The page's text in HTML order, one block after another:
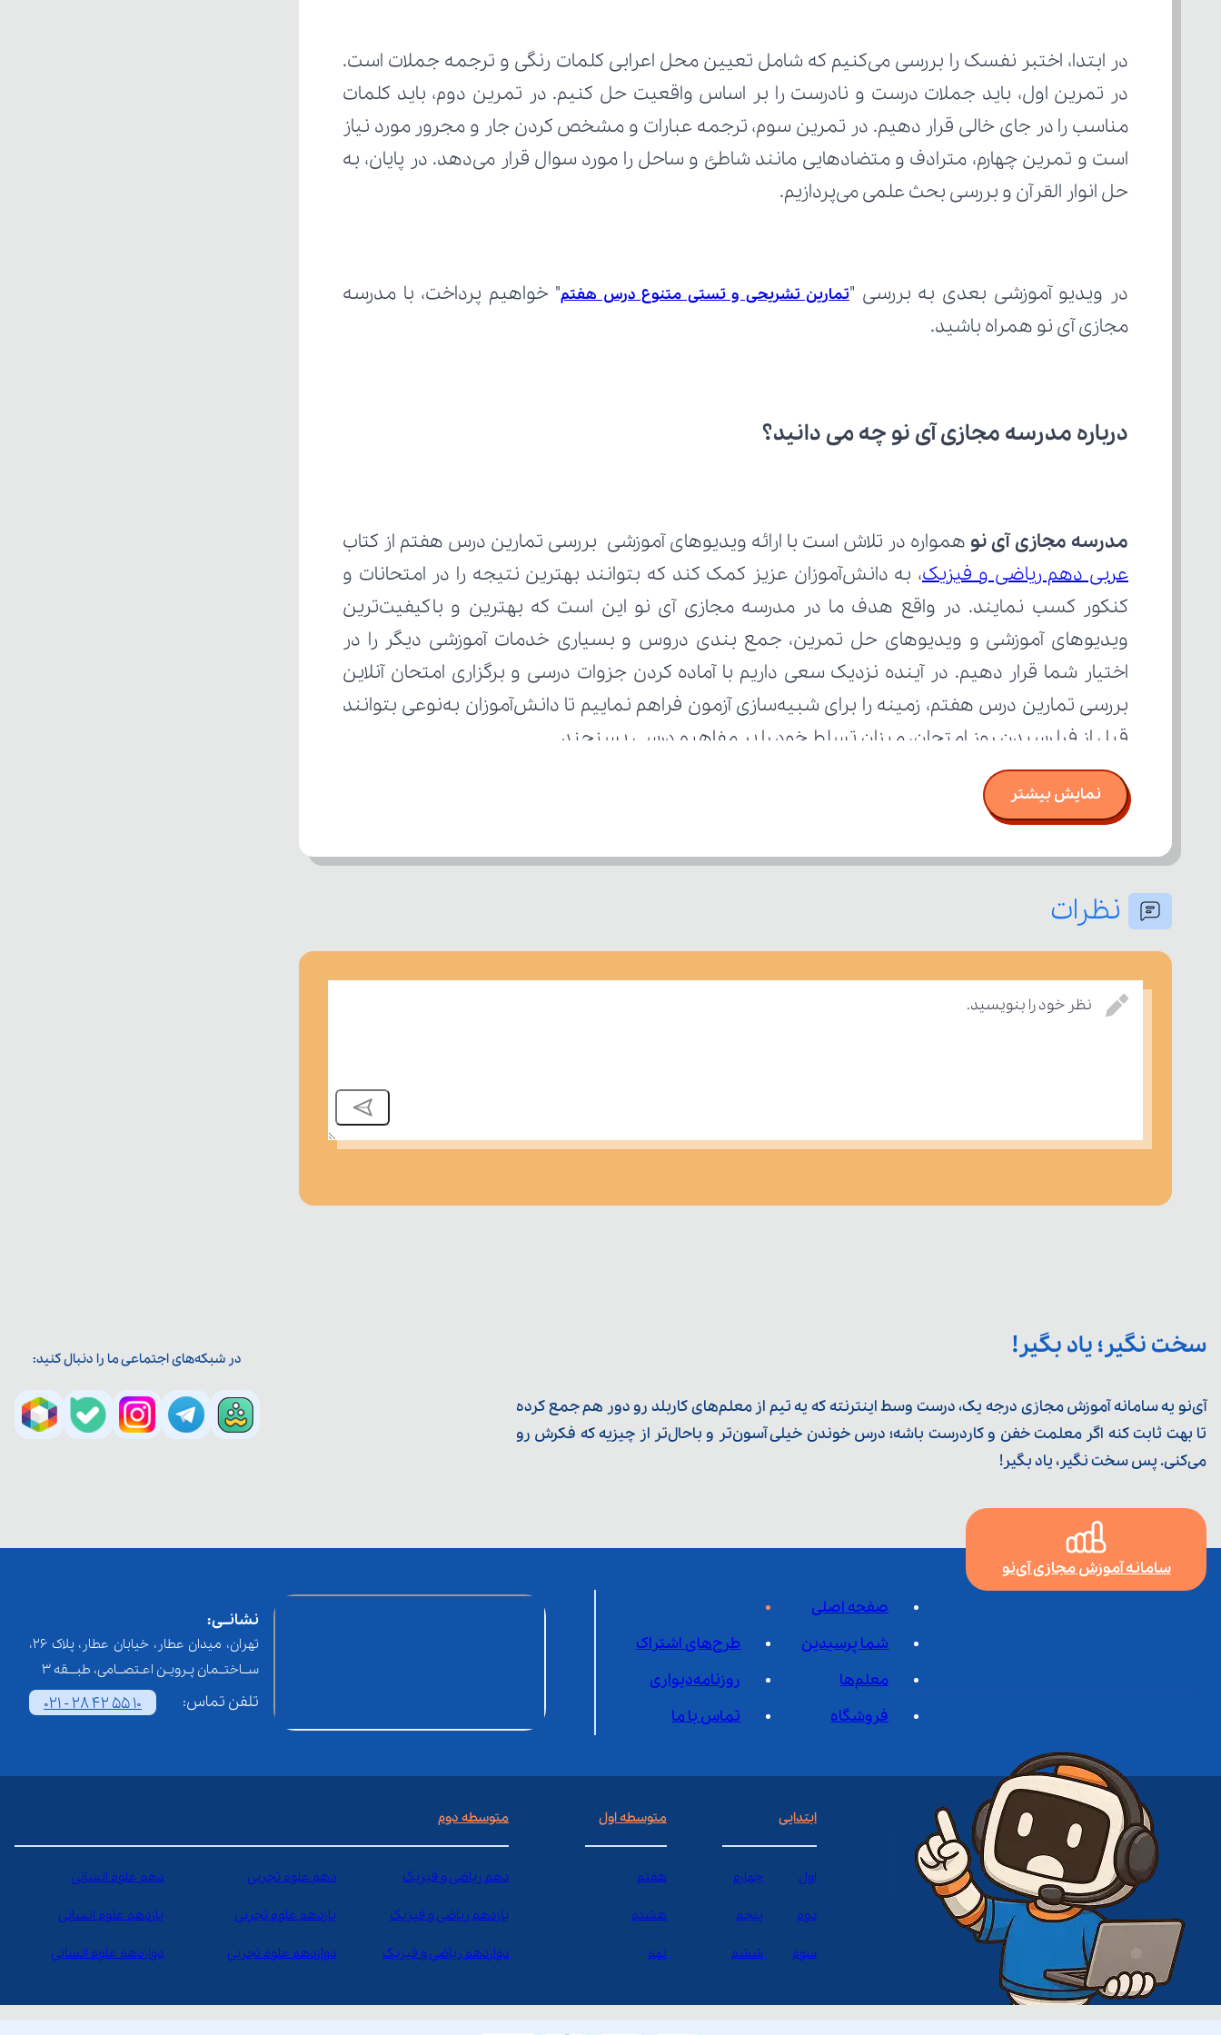
حل انوار القرآن و بررسی بحث علمی می‌پردازیم.
در ویدیو آموزشی بعدی به بررسی "تمارین تشریحی و تستی متنوع درس هفتم
مجازی آی نو همراه باشید.
درباره مدرسه مجازی آی نو چه می‌ دانید؟
مدرسه مجازی آی نو همواره در تلاش است با ارائه ویدیوهای آموزشی بررسی تمارین درس هفتم از کتاب
عربی دهم ریاضی و فیزیک
قبل از فرا رسیدن روز امتحان، میزان تسلط خود را بر مفاهیم درسی بسنجند.
نمایش بیشتر
نظرات
نظر خود را بنویسید.
سخت نگیر؛ یاد بگیر!
آی‌نو یه سامانه آموزش مجازی درجه یک، درست وسط اینترنته که یه تیم از معلم‌‌های کاربلد رو دور هم جمع کرده
تا بهت ثابت کنه اگر معلمت خفن و کاردرست باشه؛ درس خوندن خیلی آسون‌تر و باحال‌تر از چیزیه که فکرش رو
می‌کنی. پس سخت نگیر، یاد بگیر!
در شبکه‌های اجتماعی ما را دنبال کنید:
سامانه آموزش مجازی آی‌نو
صفحه اصلی
شما پرسیدین
طرح‌های اشتراک
معلم‌ها
روزنامه‌دیواری
فروشگاه
تماس با ما
نشانــی:
تهران، میدان عطار، خیابان عطار، پلاک 26،
ســاختــمان پـرویـن اعـتصــامی، طبـــقه 3
تلفن تماس: 021 - 28 42 55 10
ابتدایی
اول چهارم
دوم پنجم
سوم ششم
متوسطه اول
هفتم
هشتم
نهم
متوسطه دوم
دهم ریاضی و فیزیک دهم علوم تجربی دهم علوم انسانی
یازدهم ریاضی و فیزیک یازدهم علوم تجربی یازدهم علوم انسانی
دوازدهم ریاضی و فیزیک دوازدهم علوم تجربی دوازدهم علوم انسانی